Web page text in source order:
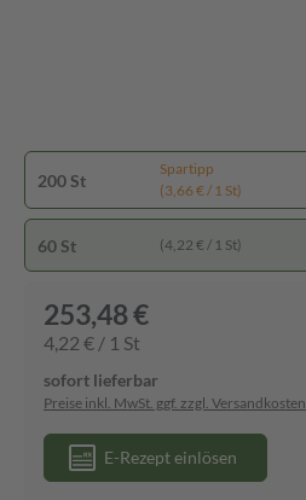
200 St
Spartipp
(3,66 € / 1 St)
60 St (4,22 € / 1 St)
253,48 €
4,22 € / 1 St
sofort lieferbar
Preise inkl. MwSt. ggf. zzgl. Versandkosten
E-Rezept einlösen